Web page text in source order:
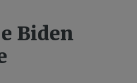
Biden